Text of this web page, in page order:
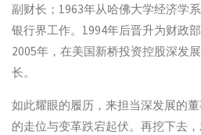
副财长；1963年从哈佛大学经济学
银行界工作。1994年后晋升为财政
2005年，在美国新桥投资控股深发
长。
如此耀眼的履历，来担当深发展的
的走位与变革跌宕起伏。再挖下去